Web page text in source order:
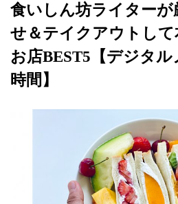
食いしん坊ライターが
せ＆テイクアウトし
お店BEST5【デジタ
時間】